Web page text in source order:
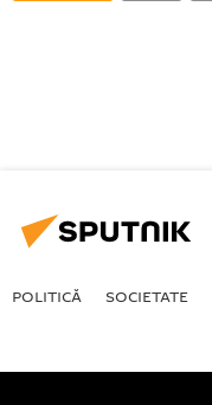
POLITICĂ SOCIETATE